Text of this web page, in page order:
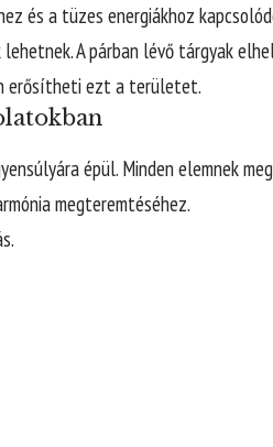
és a tüzes energiákhoz
A párban lévő tárgyak
erősítheti ezt a területet.
épül. Minden elemnek
megteremtéséhez.